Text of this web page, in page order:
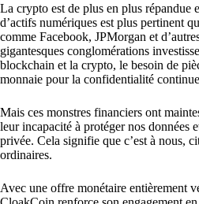
La crypto est de plus en plus répandue
d’actifs numériques est plus pertinent
comme Facebook, JPMorgan et
gigantesques conglomérations
blockchain et la crypto, le besoin de
monnaie pour la confidentialité
Mais ces monstres financiers ont
leur incapacité à protéger nos données
privée. Cela signifie que c’est à nous,
ordinaires.
Avec une offre monétaire entièrement